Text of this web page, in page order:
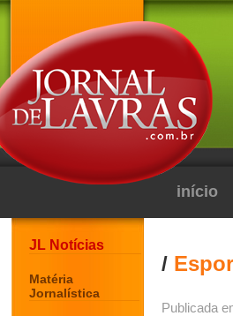
início
JL Notícias
Matéria
Jornalística
/
Publicada